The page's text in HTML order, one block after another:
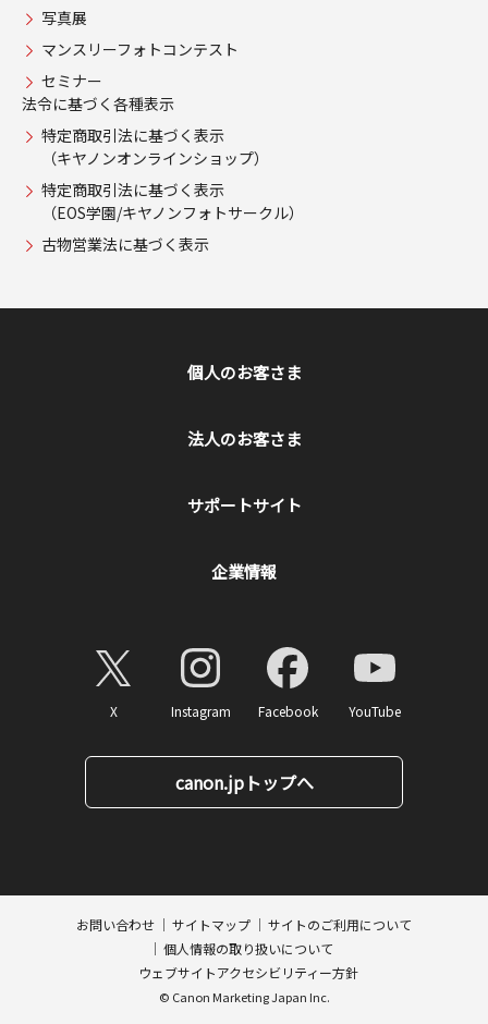
写真展
マンスリーフォトコンテスト
セミナー
法令に基づく各種表示
特定商取引法に基づく表示
（キヤノンオンラインショップ）
特定商取引法に基づく表示
（EOS学園/キヤノンフォトサークル）
古物営業法に基づく表示
個人のお客さま
法人のお客さま
サポートサイト
企業情報
X Instagram Facebook YouTube
canon.jpトップへ
お問い合わせ サイトマップ
サイトのご利用について
個人情報の取り扱いについて
ウェブサイトアクセシビリティー方針
© Canon Marketing Japan Inc.